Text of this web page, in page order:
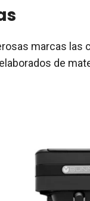
marcas las
de